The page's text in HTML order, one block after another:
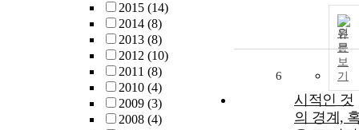
2015 (14)
2014 (8)
2013 (8)
2012 (10)
2011 (8)
2010 (4)
2009 (3)
2008 (4)
원
문
보
기
6
시적인 것
의 경계,